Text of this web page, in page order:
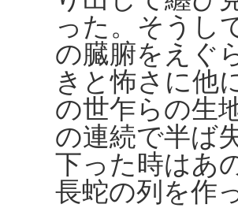
った。そうし
の臓腑をえぐ
きと怖さに他
の世乍らの生
の連続で半ば
下った時はあ
長蛇の列を作